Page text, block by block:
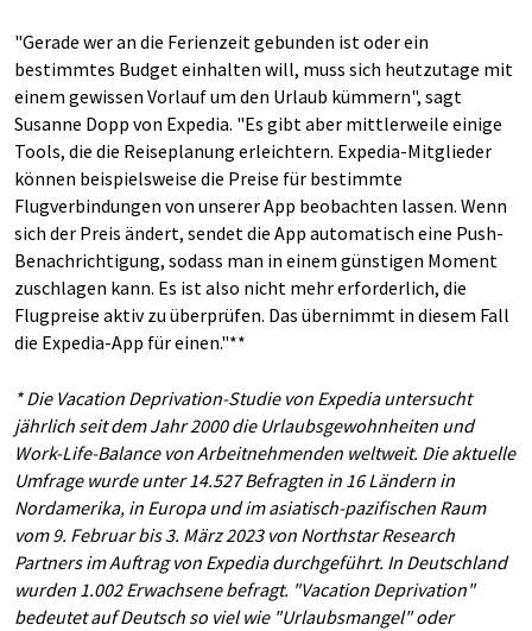
"Gerade wer an die Ferienzeit gebunden ist oder ein
bestimmtes Budget einhalten will, muss sich heutzutage mit
einem gewissen Vorlauf um den Urlaub kümmern", sagt
Susanne Dopp von Expedia. "Es gibt aber mittlerweile einige
Tools, die die Reiseplanung erleichtern. Expedia-Mitglieder
können beispielsweise die Preise für bestimmte
Flugverbindungen von unserer App beobachten lassen. Wenn
sich der Preis ändert, sendet die App automatisch eine Push-
Benachrichtigung, sodass man in einem günstigen Moment
zuschlagen kann. Es ist also nicht mehr erforderlich, die
Flugpreise aktiv zu überprüfen. Das übernimmt in diesem Fall
die Expedia-App für einen."**
* Die Vacation Deprivation-Studie von Expedia untersucht
jährlich seit dem Jahr 2000 die Urlaubsgewohnheiten und
Work-Life-Balance von Arbeitnehmenden weltweit. Die aktuelle
Umfrage wurde unter 14.527 Befragten in 16 Ländern in
Nordamerika, in Europa und im asiatisch-pazifischen Raum
vom 9. Februar bis 3. März 2023 von Northstar Research
Partners im Auftrag von Expedia durchgeführt. In Deutschland
wurden 1.002 Erwachsene befragt. "Vacation Deprivation"
bedeutet auf Deutsch so viel wie "Urlaubsmangel" oder